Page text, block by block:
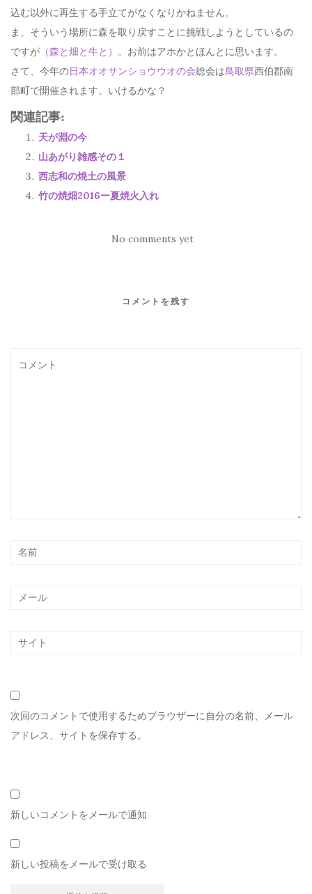
込む以外に再生する手立てがなくなりかねません。
ま、そういう場所に森を取り戻すことに挑戦しようとしているの
ですが （森と畑と牛と） 。お前はアホかとほんとに思います。
さて、今年の日本オオサンショウウオの会総会は鳥取県西伯郡南
部町で開催されます。いけるかな？
関連記事:
天が淵の今
山あがり雑感その１
西志和の焼土の風景
竹の焼畑2016ー夏焼火入れ
No comments yet
コメントを残す
次回のコメントで使用するためブラウザーに自分の名前、メール
アドレス、サイトを保存する。
新しいコメントをメールで通知
新しい投稿をメールで受け取る